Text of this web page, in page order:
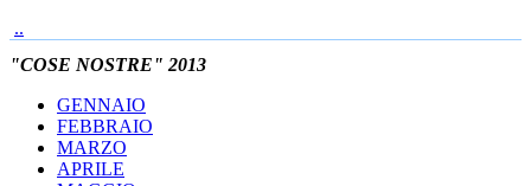
..
"COSE NOSTRE" 2013
GENNAIO
FEBBRAIO
MARZO
APRILE